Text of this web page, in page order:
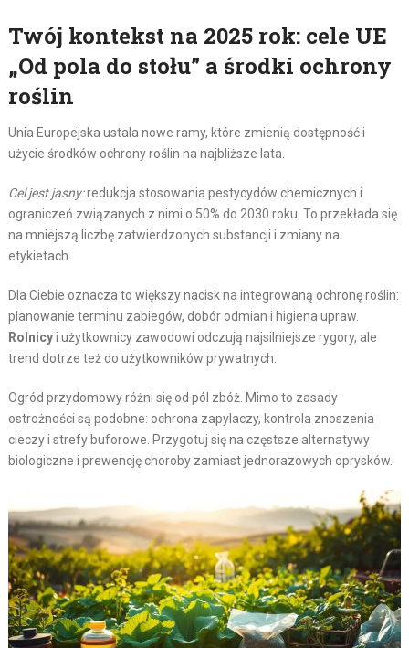
Twój kontekst na 2025 rok: cele UE
„Od pola do stołu” a środki ochrony
roślin
Unia Europejska ustala nowe ramy, które zmienią dostępność i
użycie środków ochrony roślin na najbliższe lata.
Cel jest jasny:redukcja stosowania pestycydów chemicznych i
ograniczeń związanych z nimi o 50% do 2030 roku. To przekłada się
na mniejszą liczbę zatwierdzonych substancji i zmiany na
etykietach.
Dla Ciebie oznacza to większy nacisk na integrowaną ochronę roślin:
planowanie terminu zabiegów, dobór odmian i higiena upraw.
Rolnicyi użytkownicy zawodowi odczują najsilniejsze rygory, ale
trend dotrze też do użytkowników prywatnych.
Ogród przydomowy różni się od pól zbóż. Mimo to zasady
ostrożności są podobne: ochrona zapylaczy, kontrola znoszenia
cieczy i strefy buforowe. Przygotuj się na częstsze alternatywy
biologiczne i prewencję choroby zamiast jednorazowych oprysków.